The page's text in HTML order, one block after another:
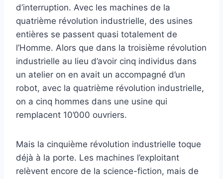
d’interruption. Avec les machines de la
quatrième révolution industrielle, des usines
entières se passent quasi totalement de
l’Homme. Alors que dans la troisième révolution
industrielle au lieu d’avoir cinq individus dans
un atelier on en avait un accompagné d’un
robot, avec la quatrième révolution industrielle,
on a cinq hommes dans une usine qui
remplacent 10’000 ouvriers.
Mais la cinquième révolution industrielle toque
déjà à la porte. Les machines l’exploitant
relèvent encore de la science-fiction, mais de